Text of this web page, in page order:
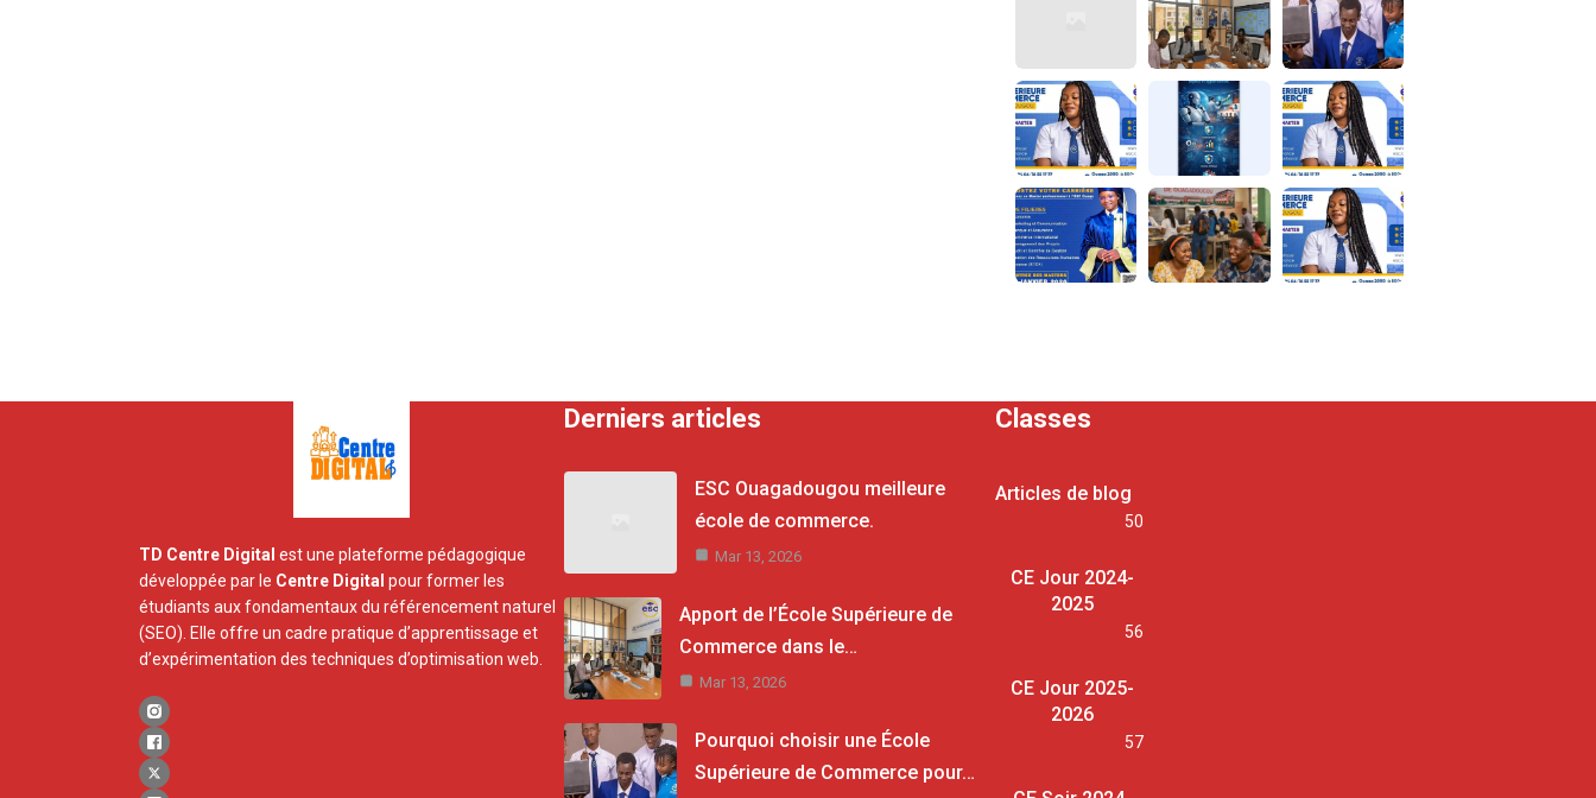
TD Centre Digital est une plateforme pédagogique
développée par le Centre Digital pour former les
étudiants aux fondamentaux du référencement naturel
(SEO). Elle offre un cadre pratique d’apprentissage et
d’expérimentation des techniques d’optimisation web.
Derniers articles
ESC Ouagadougou meilleure
école de commerce.
Mar 13, 2026
Apport de l’École Supérieure de
Commerce dans le…
Mar 13, 2026
Pourquoi choisir une École
Supérieure de Commerce pour…
Classes
Articles de blog
50
CE Jour 2024-
2025
56
CE Jour 2025-
2026
57